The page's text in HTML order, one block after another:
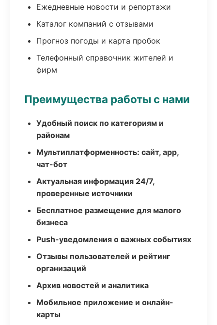
Ежедневные новости и репортажи
Каталог компаний с отзывами
Прогноз погоды и карта пробок
Телефонный справочник жителей и
фирм
Преимущества работы с нами
Удобный поиск по категориям и
районам
Мультиплатформенность: сайт, app,
чат-бот
Актуальная информация 24/7,
проверенные источники
Бесплатное размещение для малого
бизнеса
Push-уведомления о важных событиях
Отзывы пользователей и рейтинг
организаций
Архив новостей и аналитика
Мобильное приложение и онлайн-
карты